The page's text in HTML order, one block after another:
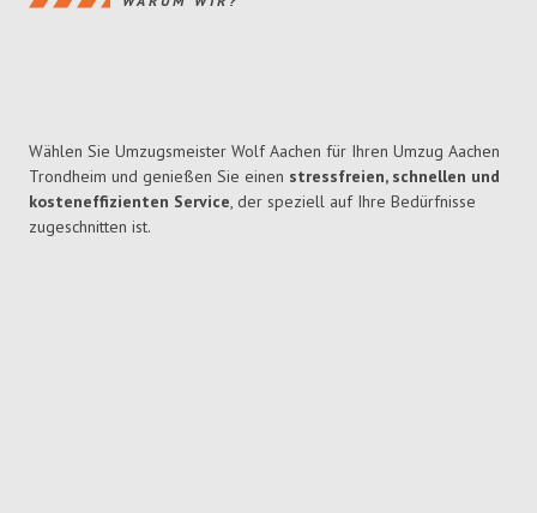
Wählen Sie Umzugsmeister Wolf Aachen für Ihren Umzug Aachen
Trondheim und genießen Sie einen stressfreien, schnellen und
kosteneffizienten Service, der speziell auf Ihre Bedürfnisse
zugeschnitten ist.